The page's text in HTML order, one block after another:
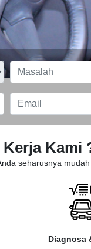
Kami
seharusnya mudah
Diagnosa